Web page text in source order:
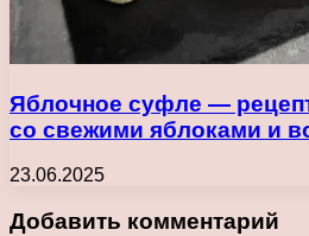
Яблочное суфле —
со свежими яблоками и
23.06.2025
Добавить комментарий